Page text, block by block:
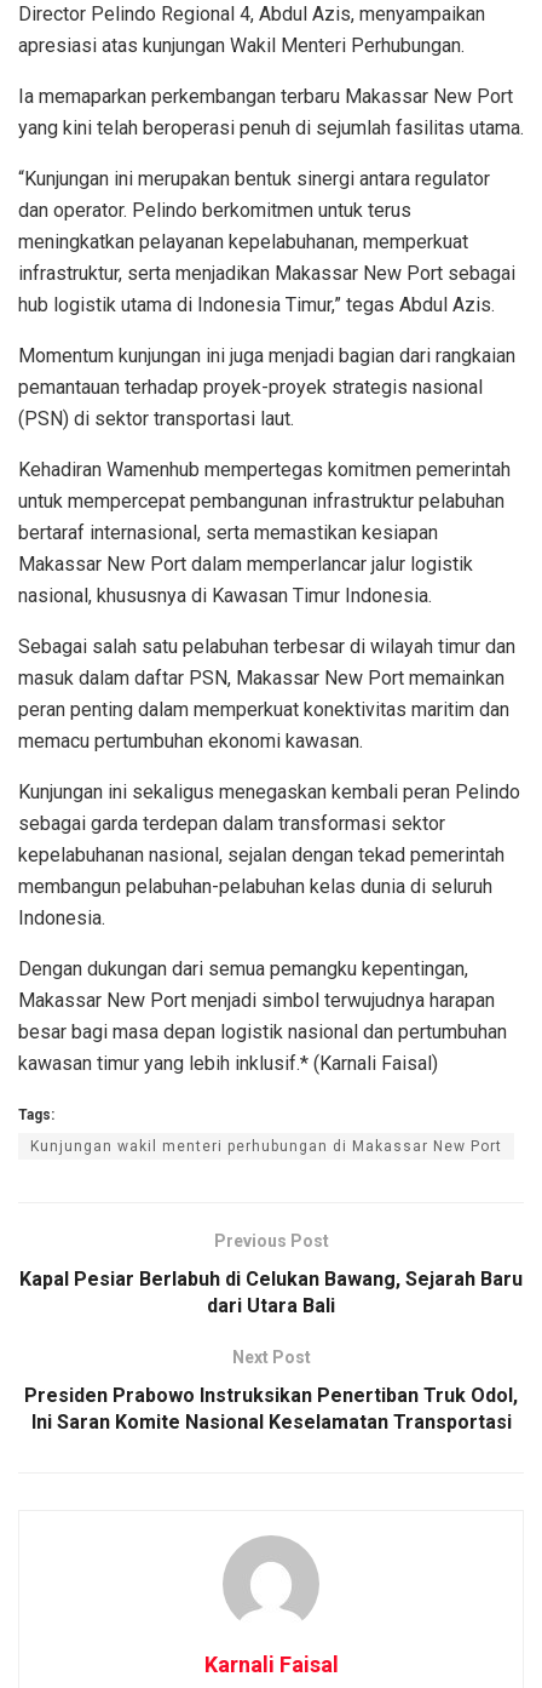
Director Pelindo Regional 4, Abdul Azis, menyampaikan
apresiasi atas kunjungan Wakil Menteri Perhubungan.
Ia memaparkan perkembangan terbaru Makassar New Port
yang kini telah beroperasi penuh di sejumlah fasilitas utama.
“Kunjungan ini merupakan bentuk sinergi antara regulator
dan operator. Pelindo berkomitmen untuk terus
meningkatkan pelayanan kepelabuhanan, memperkuat
infrastruktur, serta menjadikan Makassar New Port sebagai
hub logistik utama di Indonesia Timur,” tegas Abdul Azis.
Momentum kunjungan ini juga menjadi bagian dari rangkaian
pemantauan terhadap proyek-proyek strategis nasional
(PSN) di sektor transportasi laut.
Kehadiran Wamenhub mempertegas komitmen pemerintah
untuk mempercepat pembangunan infrastruktur pelabuhan
bertaraf internasional, serta memastikan kesiapan
Makassar New Port dalam memperlancar jalur logistik
nasional, khususnya di Kawasan Timur Indonesia.
Sebagai salah satu pelabuhan terbesar di wilayah timur dan
masuk dalam daftar PSN, Makassar New Port memainkan
peran penting dalam memperkuat konektivitas maritim dan
memacu pertumbuhan ekonomi kawasan.
Kunjungan ini sekaligus menegaskan kembali peran Pelindo
sebagai garda terdepan dalam transformasi sektor
kepelabuhanan nasional, sejalan dengan tekad pemerintah
membangun pelabuhan-pelabuhan kelas dunia di seluruh
Indonesia.
Dengan dukungan dari semua pemangku kepentingan,
Makassar New Port menjadi simbol terwujudnya harapan
besar bagi masa depan logistik nasional dan pertumbuhan
kawasan timur yang lebih inklusif.* (Karnali Faisal)
Tags:
Kunjungan wakil menteri perhubungan di Makassar New Port
Previous Post
Kapal Pesiar Berlabuh di Celukan Bawang, Sejarah Baru
dari Utara Bali
Next Post
Presiden Prabowo Instruksikan Penertiban Truk Odol,
Ini Saran Komite Nasional Keselamatan Transportasi
Karnali Faisal